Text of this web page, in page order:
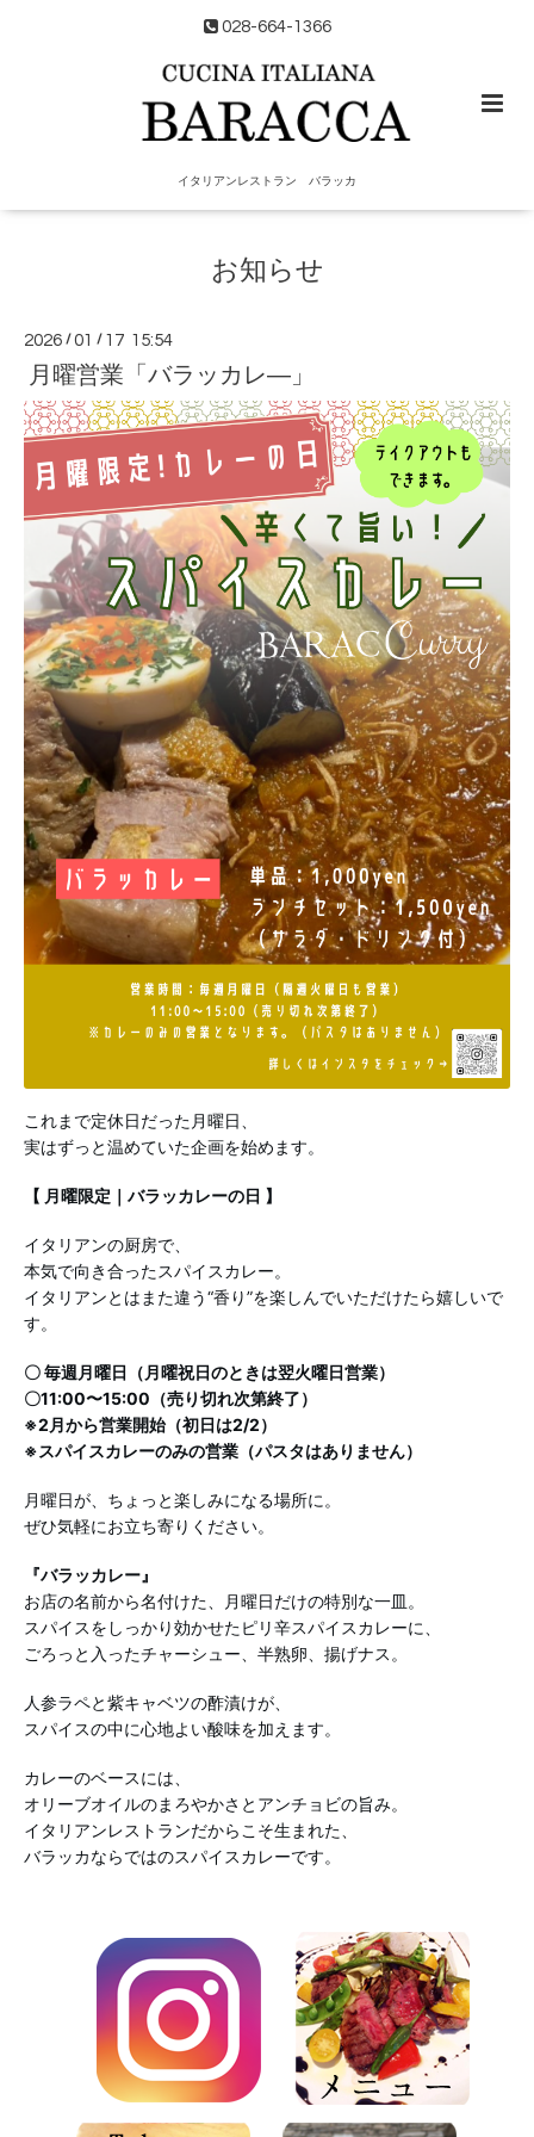
028-664-1366
イタリアンレストラン バラッカ
お知らせ
2026 /01 / 17 15:54
月曜営業「バラッカレ―」
これまで定休日だった月曜日、
実はずっと温めていた企画を始めます。
【 月曜限定｜バラッカレーの日 】
イタリアンの厨房で、
本気で向き合ったスパイスカレー。
イタリアンとはまた違う“香り”を楽しんでいただけたら嬉しいで
す。
〇 毎週月曜日（月曜祝日のときは翌火曜日営業）
〇11:00〜15:00（売り切れ次第終了）
※2月から営業開始（初日は2/2）
※スパイスカレーのみの営業（パスタはありません）
月曜日が、ちょっと楽しみになる場所に。
ぜひ気軽にお立ち寄りください。
『バラッカレー』
お店の名前から名付けた、月曜日だけの特別な一皿。
スパイスをしっかり効かせたピリ辛スパイスカレーに、
ごろっと入ったチャーシュー、半熟卵、揚げナス。
人参ラペと紫キャベツの酢漬けが、
スパイスの中に心地よい酸味を加えます。
カレーのベースには、
オリーブオイルのまろやかさとアンチョビの旨み。
イタリアンレストランだからこそ生まれた、
バラッカならではのスパイスカレーです。